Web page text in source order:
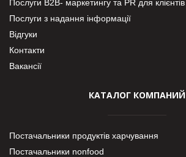
Послуги В2В- маркетингу та PR для клієнтів
Послуги з надання інформації
Відгуки
Контакти
Вакансії
КАТАЛОГ КОМПАНИЙ
Постачальники продуктів харчування
Постачальники nonfood